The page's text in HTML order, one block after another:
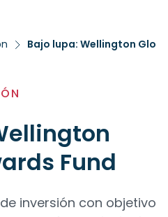
Bajo lupa: Wellington
Fund
inversión con objetivo